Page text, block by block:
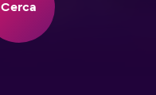
Cerca